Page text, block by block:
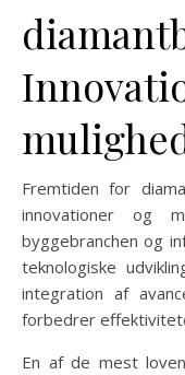
Fremtiden for
innovationer og
byggebranchen og
teknologiske
integration af
forbedrer
En af de mest